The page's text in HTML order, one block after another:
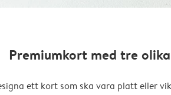
Premiumkort med tre
ett kort som ska vara platt eller